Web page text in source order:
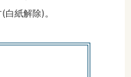
紙解除)。